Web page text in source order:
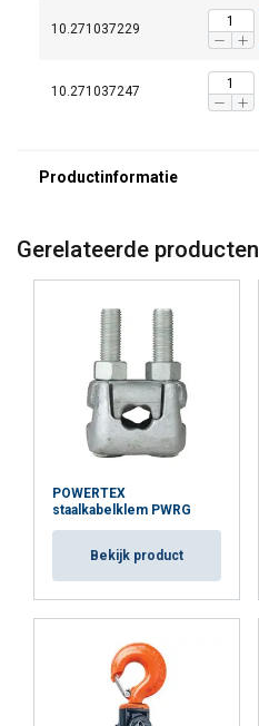
10.271037229
10.271037247
Gerelateerde producten
POWERTEX
staalkabelklem PWRG
Bekijk product